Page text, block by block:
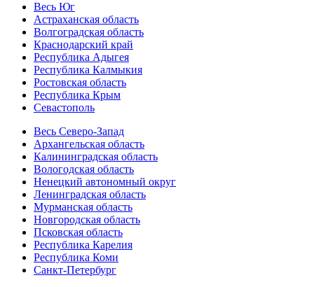
Весь Юг
Астраханская область
Волгоградская область
Краснодарский край
Республика Адыгея
Республика Калмыкия
Ростовская область
Республика Крым
Севастополь
Весь Северо-Запад
Архангельская область
Калининградская область
Вологодская область
Ненецкий автономный округ
Ленинградская область
Мурманская область
Новгородская область
Псковская область
Республика Карелия
Республика Коми
Санкт-Петербург